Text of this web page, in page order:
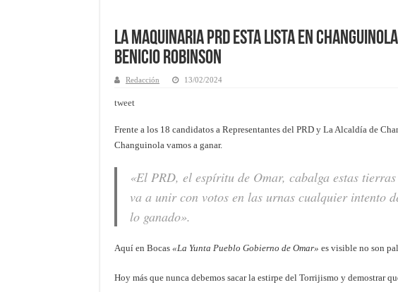
La Maquinaria PRD esta lista en
Benicio Robinson
Redacción 13/02/2024
tweet
Frente a los 18 candidatos a Representantes del PRD y La Alcaldía de
Changuinola vamos a ganar.
«El PRD, el espíritu de Omar, cabalga estas
va a unir con votos en las urnas cualquier intento
lo ganado».
Aquí en Bocas «La Yunta Pueblo Gobierno de Omar» es visible no son
Hoy más que nunca debemos sacar la estirpe del Torrijismo y demostrar